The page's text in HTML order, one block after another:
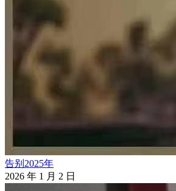
告别2025年
2026 年 1 月 2 日